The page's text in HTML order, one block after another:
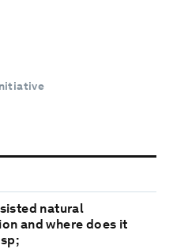
natural
and where does it